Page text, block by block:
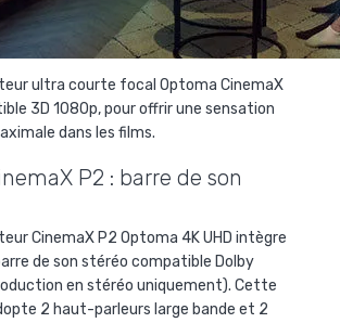
ultra courte focal Optoma CinemaX
3D 1080p, pour offrir une sensation
dans les films.
P2 : barre de son
CinemaX P2 Optoma 4K UHD intègre
de son stéréo compatible Dolby
en stéréo uniquement). Cette
2 haut-parleurs large bande et 2